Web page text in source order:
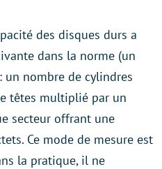
des disques durs a
dans la norme (un
un nombre de cylindres
têtes multiplié par un
secteur offrant une
Ce mode de mesure est
la pratique, il ne